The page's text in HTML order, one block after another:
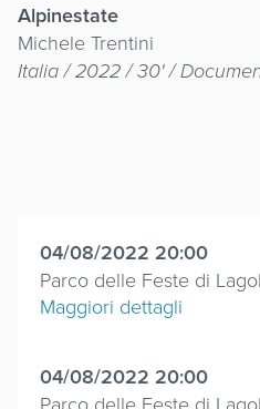
Alpinestate
Michele Trentini
Italia / 2022 / 30' /
04/08/2022 20:00
Parco delle Feste di
Maggiori dettagli
04/08/2022 20:00
Parco delle Feste di